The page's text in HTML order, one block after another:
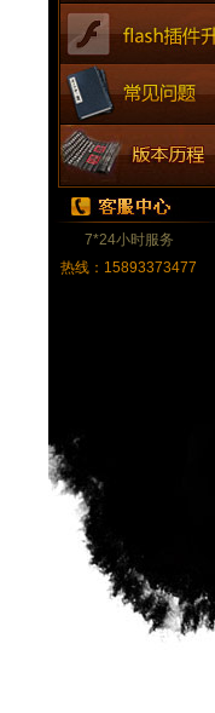
7*24小时服务
热线：15893373477